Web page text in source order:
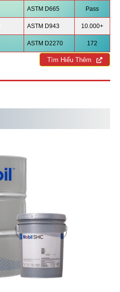
ASTM D665 Pass
ASTM D943 10.000+
ASTM D2270 172
Tìm Hiểu Thêm